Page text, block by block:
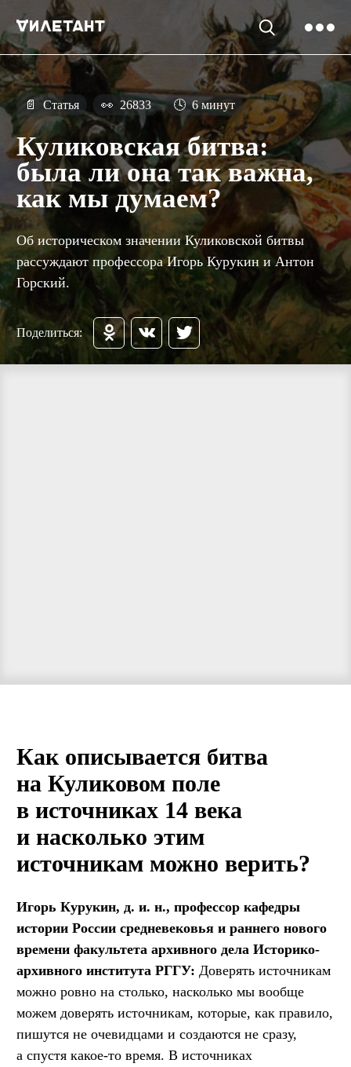
📄 Статья 👀 26833 🕓 6 минут
Куликовская битва:
была ли она так важна,
как мы думаем?
Об историческом значении Куликовской битвы
рассуждают профессора Игорь Курукин и Антон
Горский.
Поделиться:
Как описывается битва
на Куликовом поле
в источниках 14 века
и насколько этим
источникам можно верить?
Игорь Курукин, д. и. н., профессор кафедры
истории России средневековья и раннего нового
времени факультета архивного дела Историко-
архивного института РГГУ: Доверять источникам
можно ровно на столько, насколько мы вообще
можем доверять источникам, которые, как правило,
пишутся не очевидцами и создаются не сразу,
а спустя какое-то время. В источниках